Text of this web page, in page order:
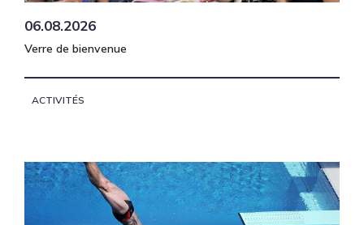
06.08.2026
Verre de bienvenue
ACTIVITÉS